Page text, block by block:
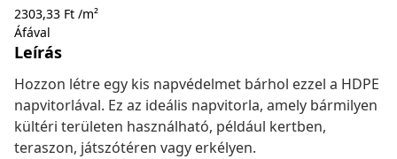
2303,33 Ft /m²
Áfával
Leírás
Hozzon létre egy kis napvédelmet bárhol ezzel a HDPE
napvitorlával. Ez az ideális napvitorla, amely bármilyen
kültéri területen használható, például kertben,
teraszon, játszótéren vagy erkélyen.